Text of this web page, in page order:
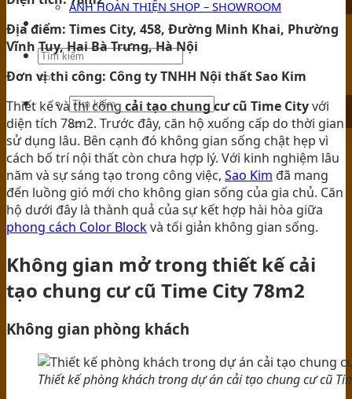
ẢNH HOÀN THIỆN SHOP – SHOWROOM
TIN TỨC
Địa điểm: Times City, 458, Đường Minh Khai, Phường
Vĩnh Tuy, Hai Bà Trưng, Hà Nội
Đơn vị thi công: Công ty TNHH Nội thất Sao Kim
Thiết kế và thi công cải tạo chung cư cũ Time Cityvới
diện tích 78m2. Trước đây, căn hộ xuống cấp do thời gian
sử dụng lâu. Bên cạnh đó không gian sống chật hẹp vì
cách bố trí nội thất còn chưa hợp lý. Với kinh nghiệm lâu
năm và sự sáng tạo trong công việc, Sao Kim đã mang
đến luồng gió mới cho không gian sống của gia chủ. Căn
hộ dưới đây là thành quả của sự kết hợp hài hòa giữa
phong cách Color Blockvà tối giản không gian sống.
Không gian mở trong thiết kế cải
tạo chung cư cũ Time City 78m2
Không gian phòng khách
Thiết kế phòng khách trong dự án cải tạo chung cư cũ